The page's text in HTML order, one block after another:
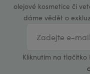
olejové kosmetice či
dáme vědět o
Kliknutím na tlačítko